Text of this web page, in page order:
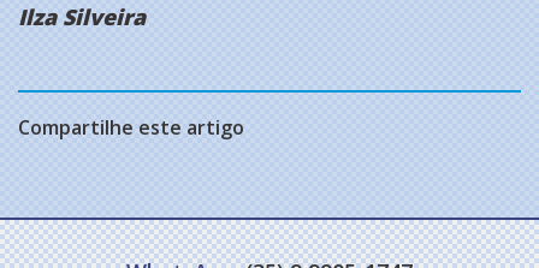
Ilza Silveira
Compartilhe este artigo